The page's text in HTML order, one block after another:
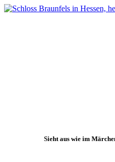
Sieht aus wie im